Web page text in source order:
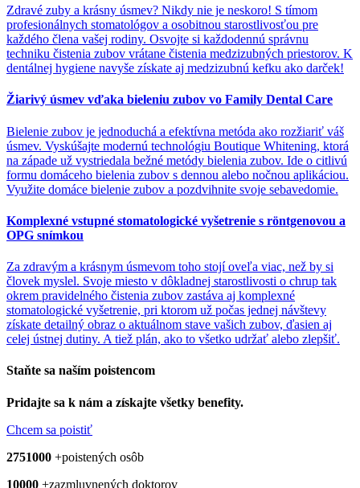
Zdravé zuby a krásny úsmev? Nikdy nie je neskoro! S tímom
profesionálnych stomatológov a osobitnou starostlivosťou pre
každého člena vašej rodiny. Osvojte si každodennú správnu
techniku čistenia zubov vrátane čistenia medzizubných priestorov. K
dentálnej hygiene navyše získate aj medzizubnú kefku ako darček!
Žiarivý úsmev vďaka bieleniu zubov vo Family Dental Care
Bielenie zubov je jednoduchá a efektívna metóda ako rozžiariť váš
úsmev. Vyskúšajte modernú technológiu Boutique Whitening, ktorá
na západe už vystriedala bežné metódy bielenia zubov. Ide o citlivú
formu domáceho bielenia zubov s dennou alebo nočnou aplikáciou.
Využite domáce bielenie zubov a pozdvihnite svoje sebavedomie.
Komplexné vstupné stomatologické vyšetrenie s röntgenovou a
OPG snímkou
Za zdravým a krásnym úsmevom toho stojí oveľa viac, než by si
človek myslel. Svoje miesto v dôkladnej starostlivosti o chrup tak
okrem pravidelného čistenia zubov zastáva aj komplexné
stomatologické vyšetrenie, pri ktorom už počas jednej návštevy
získate detailný obraz o aktuálnom stave vašich zubov, ďasien aj
celej ústnej dutiny. A tiež plán, ako to všetko udržať alebo zlepšiť.
Staňte sa naším poistencom
Pridajte sa k nám a získajte všetky benefity.
Chcem sa poistiť
2751000 +poistených osôb
10000 +zazmluvnených doktorov